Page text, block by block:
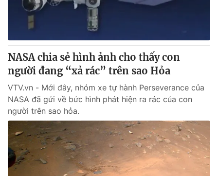
NASA chia sẻ hình ảnh cho thấy con
người đang “xả rác” trên sao Hỏa
VTV.vn - Mới đây, nhóm xe tự hành Perseverance của
NASA đã gửi về bức hình phát hiện ra rác của con
người trên sao hỏa.